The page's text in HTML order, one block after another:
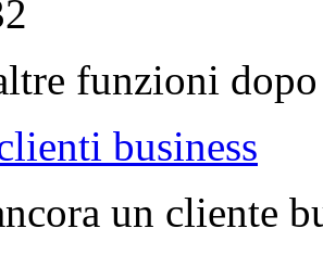
funzioni
business
un cliente